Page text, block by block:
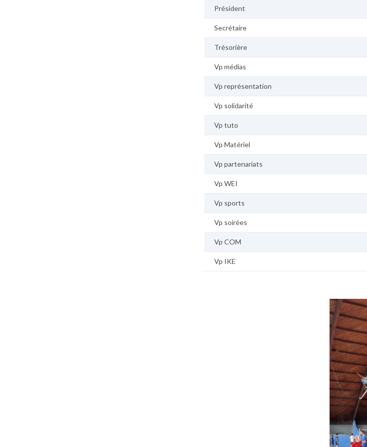
Président
Secrétaire
Trésorière
Vp médias
Vp représentation
Vp solidarité
Vp tuto
Vp Matériel
Vp partenariats
Vp WEI
Vp sports
Vp soirées
Vp COM
Vp IKE